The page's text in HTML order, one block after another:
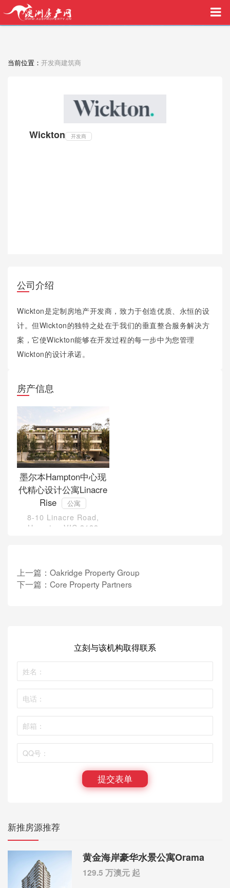
买家中介VIP服务，助您安心购房
当前位置： 开发商建筑商
Wickton 开发商
公司介绍
Wickton是定制房地产开发商，致力于创造优质、永恒的设
计。但Wickton的独特之处在于我们的垂直整合服务解决方
案，它使Wickton能够在开发过程的每一步中为您管理
Wickton的设计承诺。
房产信息
墨尔本Hampton中心现
代精心设计公寓Linacre
Rise
公寓
8-10 Linacre Road,
Hampton VIC 3188
上一篇： Oakridge Property Group
下一篇： Core Property Partners
立刻与该机构取得联系
提交表单
新推房源推荐
黄金海岸豪华水景公寓Orama
129.5 万澳元 起